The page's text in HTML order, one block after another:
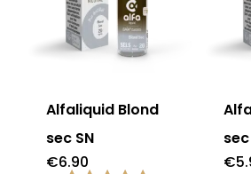
Alfaliquid Blond
sec SN
€6.90
sec
€